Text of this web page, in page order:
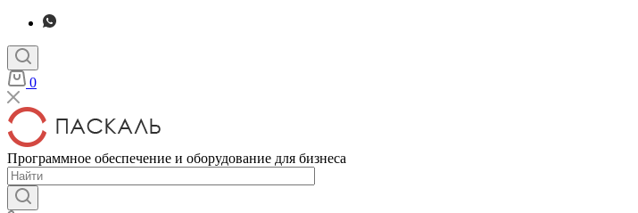
0
Программное обеспечение и оборудование для бизнеса